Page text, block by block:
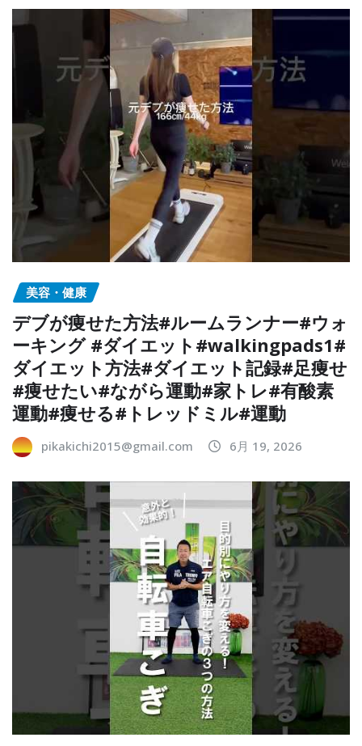
美容・健康
デブが痩せた方法#ルームランナー#ウォ
ーキング #ダイエット#walkingpads1#
ダイエット方法#ダイエット記録#足痩せ
#痩せたい#ながら運動#家トレ#有酸素
運動#痩せる#トレッドミル#運動
pikakichi2015@gmail.com 6月 19, 2026